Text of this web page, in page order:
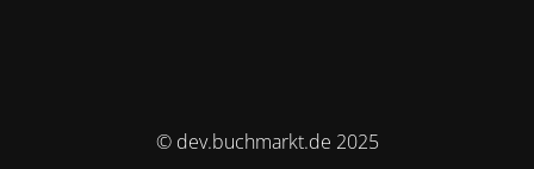
© dev.buchmarkt.de 2025